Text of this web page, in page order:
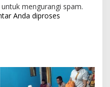
mengurangi spam.
Anda diproses